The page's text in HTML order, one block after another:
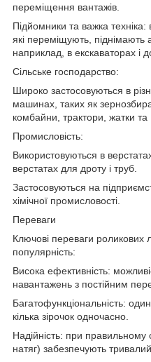
переміщення вантажів.
Підйомники та важка техніка:
які переміщують, піднімають
наприклад, в екскаваторах і
Сільське господарство:
Широко застосовуються в
машинах, таких як
комбайни, трактори, жатки та
Промисловість:
Використовуються в
верстатах для дроту і труб.
Застосовуються на
хімічної промисловості.
Переваги
Ключові переваги
популярність:
Висока ефективність:
навантажень з постійним
Багатофункціональність:
кілька зірочок одночасно.
Надійність: при правильному
натяг) забезпечують